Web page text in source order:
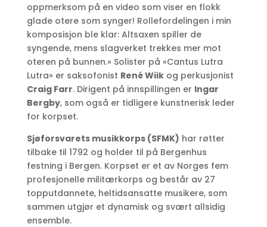
oppmerksom på en video som viser en flokk
glade otere som synger! Rollefordelingen i min
komposisjon ble klar: Altsaxen spiller de
syngende, mens slagverket trekkes mer mot
oteren på bunnen.» Solister på «Cantus Lutra
Lutra» er saksofonist René Wiikog perkusjonist
Craig Farr. Dirigent på innspillingen er Ingar
Bergby, som også er tidligere kunstnerisk leder
for korpset.
Sjøforsvarets musikkorps (SFMK) har røtter
tilbake til 1792 og holder til på Bergenhus
festning i Bergen. Korpset er et av Norges fem
profesjonelle militærkorps og består av 27
topputdannete, heltidsansatte musikere, som
sammen utgjør et dynamisk og svært allsidig
ensemble.